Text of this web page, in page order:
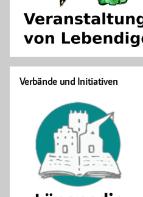
Verbände und Initiativen